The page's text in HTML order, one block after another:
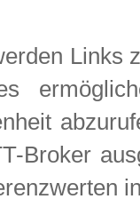
Links
Broker